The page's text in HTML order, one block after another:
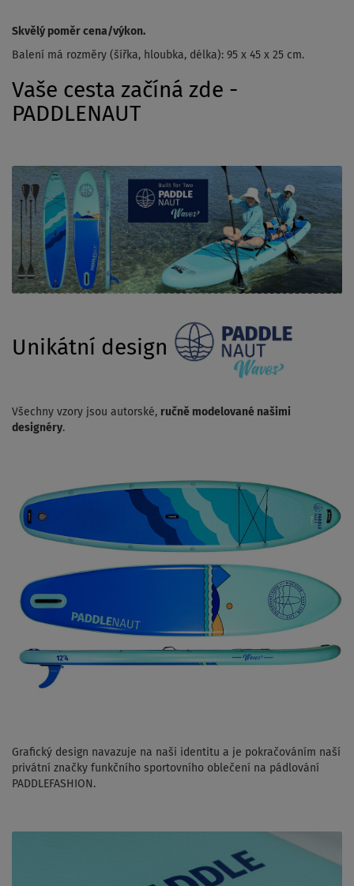
Skvělý poměr cena/výkon.
Balení má rozměry (šířka, hloubka, délka): 95 x 45 x 25 cm.
Vaše cesta začíná zde -
PADDLENAUT
Unikátní design
Všechny vzory jsou autorské, ručně modelované našimi
designéry.
Grafický design navazuje na naši identitu a je pokračováním naší
privátní značky funkčního sportovního oblečení na pádlování
PADDLEFASHION.